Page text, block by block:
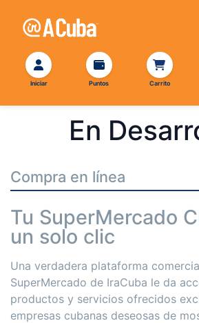
En
Compra en línea
Tu SuperMercado
un solo clic
Una verdadera plataforma
SuperMercado de IraCuba le da
productos y servicios ofrecidos
empresas cubanas deseosas de